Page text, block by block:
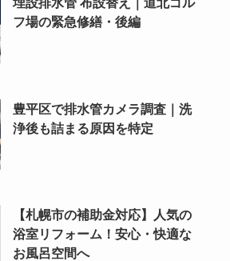
フ場の緊急修繕・後編
豊平区で排水管カメラ調査｜洗
浄後も詰まる原因を特定
【札幌市の補助金対応】人気の
浴室リフォーム！安心・快適な
お風呂空間へ